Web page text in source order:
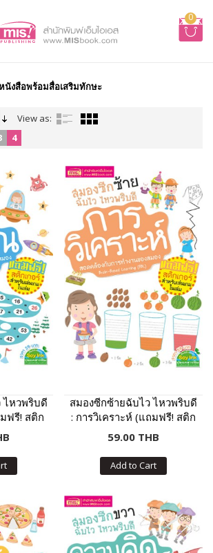
0
นังสือพร้อมสื่อเสริมทักษะ
View as:
4
ไหวพริบดี
ฟรี! สติก
สมองซีกซ้ายฉับไว ไหวพริบดี
: การวิเคราะห์ (แถมฟรี! สติก
เกอร์)
59.00 THB
Add to Cart